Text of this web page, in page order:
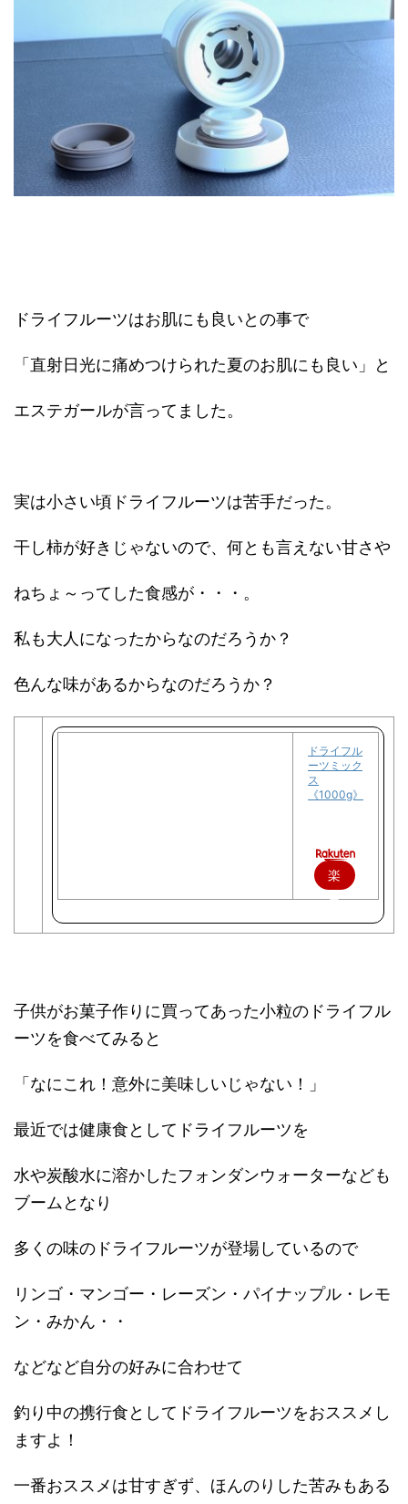
ドライフルーツはお肌にも良いとの事で
「直射日光に痛めつけられた夏のお肌にも良い」と
エステガールが言ってました。
実は小さい頃ドライフルーツは苦手だった。
干し柿が好きじゃないので、何とも言えない甘さや
ねちょ～ってした食感が・・・。
私も大人になったからなのだろうか？
色んな味があるからなのだろうか？
ドライフル
ーツミック
ス
《1000g》
楽
天
で
子供がお菓子作りに買ってあった小粒のドライフル
ーツを食べてみると
「なにこれ！意外に美味しいじゃない！」
最近では健康食としてドライフルーツを
水や炭酸水に溶かしたフォンダンウォーターなども
ブームとなり
多くの味のドライフルーツが登場しているので
リンゴ・マンゴー・レーズン・パイナップル・レモ
ン・みかん・・
などなど自分の好みに合わせて
釣り中の携行食としてドライフルーツをおススメし
ますよ！
一番おススメは甘すぎず、ほんのりした苦みもある